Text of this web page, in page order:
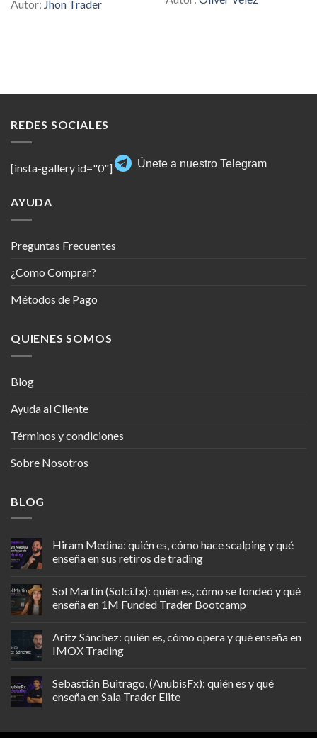
Autor: Jhon Trader
REDES SOCIALES
[insta-gallery id="0"] Únete a nuestro Telegram
AYUDA
Preguntas Frecuentes
¿Como Comprar?
Métodos de Pago
QUIENES SOMOS
Blog
Ayuda al Cliente
Términos y condiciones
Sobre Nosotros
BLOG
Hiram Medina: quién es, cómo hace scalping y qué
enseña en sus retiros de trading
Sol Martin (Solci.fx): quién es, cómo se fondeó y qué
enseña en 1M Funded Trader Bootcamp
Aritz Sánchez: quién es, cómo opera y qué enseña en
IMOX Trading
Sebastián Buitrago, (AnubisFx): quién es y qué
enseña en Sala Trader Elite